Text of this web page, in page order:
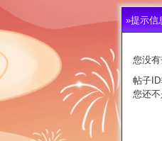
»提示信
您没
帖子
您还